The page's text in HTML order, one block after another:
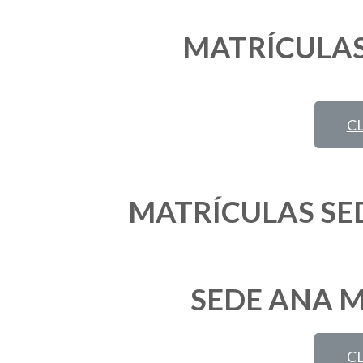
MATRÍCULAS
SEDE ANA